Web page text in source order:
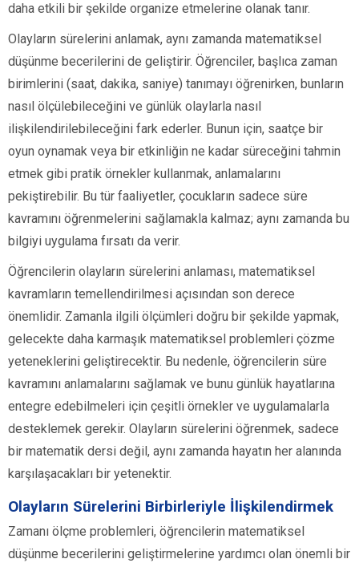
daha etkili bir şekilde organize etmelerine olanak tanır.
Olayların sürelerini anlamak, aynı zamanda matematiksel
düşünme becerilerini de geliştirir. Öğrenciler, başlıca zaman
birimlerini (saat, dakika, saniye) tanımayı öğrenirken, bunların
nasıl ölçülebileceğini ve günlük olaylarla nasıl
ilişkilendirilebileceğini fark ederler. Bunun için, saatçe bir
oyun oynamak veya bir etkinliğin ne kadar süreceğini tahmin
etmek gibi pratik örnekler kullanmak, anlamalarını
pekiştirebilir. Bu tür faaliyetler, çocukların sadece süre
kavramını öğrenmelerini sağlamakla kalmaz; aynı zamanda bu
bilgiyi uygulama fırsatı da verir.
Öğrencilerin olayların sürelerini anlaması, matematiksel
kavramların temellendirilmesi açısından son derece
önemlidir. Zamanla ilgili ölçümleri doğru bir şekilde yapmak,
gelecekte daha karmaşık matematiksel problemleri çözme
yeteneklerini geliştirecektir. Bu nedenle, öğrencilerin süre
kavramını anlamalarını sağlamak ve bunu günlük hayatlarına
entegre edebilmeleri için çeşitli örnekler ve uygulamalarla
desteklemek gerekir. Olayların sürelerini öğrenmek, sadece
bir matematik dersi değil, aynı zamanda hayatın her alanında
karşılaşacakları bir yetenektir.
Olayların Sürelerini Birbirleriyle İlişkilendirmek
Zamanı ölçme problemleri, öğrencilerin matematiksel
düşünme becerilerini geliştirmelerine yardımcı olan önemli bir